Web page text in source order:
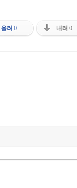
올려 0 내려 0